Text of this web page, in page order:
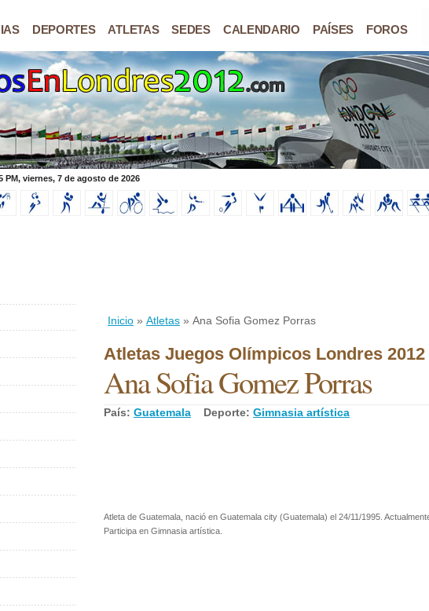
DEPORTES ATLETAS SEDES CALENDARIO PAÍSES FOROS
PM, viernes, 7 de agosto de 2026
Inicio » Atletas » Ana Sofia Gomez Porras
Atletas Juegos Olímpicos Londres
Ana Sofia Gomez Porras
País: Guatemala Deporte: Gimnasia artística
Atleta de Guatemala, nació en Guatemala city (Guatemala) el 24/11/1995.
Participa en Gimnasia artística.